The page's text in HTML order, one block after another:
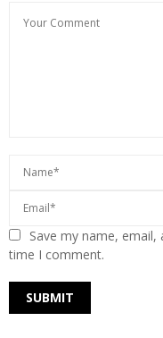
Save my name,
time I comment.